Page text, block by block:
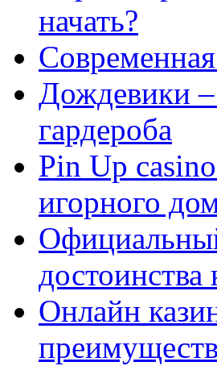
начать?
Дождевики –
гардероба
Pin Up
игорного
достоинства
Онлайн